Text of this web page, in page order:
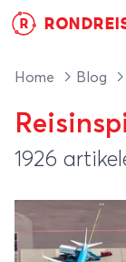
R
Home Blog
1926